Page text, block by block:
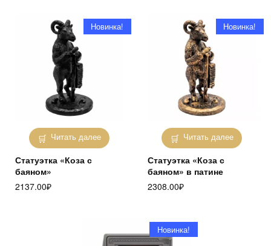
Читать далее
Новинка!
Статуэтка «Коза с
баяном»
2137.00₽
Читать далее
Новинка!
Статуэтка «Коза с
баяном» в патине
2308.00₽
Новинка!